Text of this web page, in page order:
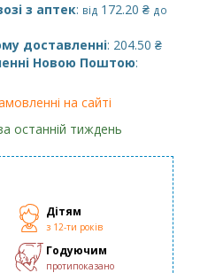
з аптек: від 172.20 ₴ до
доставленні: 204.50 ₴
Новою Поштою:
на сайті
останній тиждень
Дітям
з 12-ти років
Годуючим
протипоказано